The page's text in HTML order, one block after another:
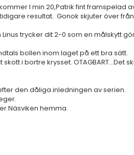
I min 20,Patrik fint framspelad
resultat. Gonok skjuter över från
trycker dit 2-0 som en målskytt
bollen inom laget på ett bra sätt.
i bortre krysset. OTAGBART...Det
den dåliga inledningen av serien.
Näsviken hemma.